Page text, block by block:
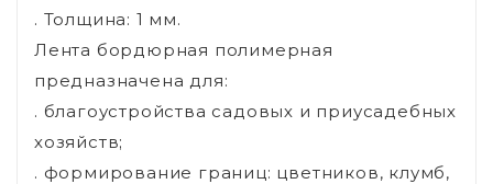
. Толщина: 1 мм.
Лента бордюрная полимерная
предназначена для:
. благоустройства садовых и приусадебных
хозяйств;
. формирование границ: цветников, клумб,